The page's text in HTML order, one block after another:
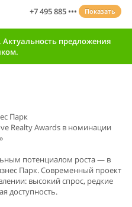
+7 495 885 ••• Показать
предложения
Парк
Realty Awards в номинации
потенциалом роста — в
Парк. Современный проект
высокий спрос, редкие
доступность.